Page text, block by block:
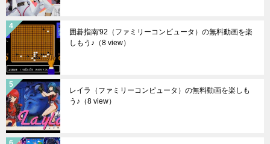
囲碁指南'92（ファミリーコンピュータ）の無料動画を楽
しもう♪ （8 view）
レイラ（ファミリーコンピュータ）の無料動画を楽しも
う♪ （8 view）